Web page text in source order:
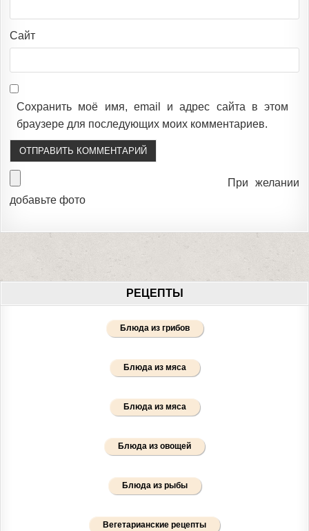
Сайт
Сохранить моё имя, email и адрес сайта в этом
браузере для последующих моих комментариев.
При желании
добавьте фото
РЕЦЕПТЫ
Блюда из грибов
Блюда из мяса
Блюда из мяса
Блюда из овощей
Блюда из рыбы
Вегетарианские рецепты